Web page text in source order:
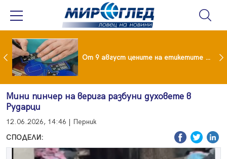
Проект за изграждане на 13-етажна "мегаджамия" разгневи жителите на Лондон От 9 август цените на етикетите само в евро
Мини пинчер на верига разбуни духовете в
Рударци
12.06.2026, 14:46 | Перник
СПОДЕЛИ: